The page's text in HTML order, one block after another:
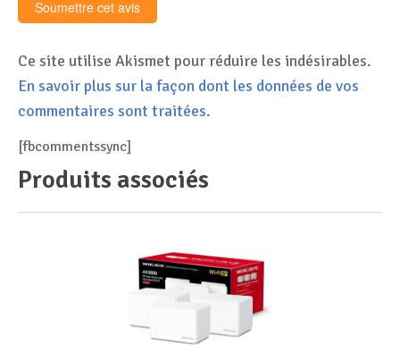
Ce site utilise Akismet pour réduire les indésirables.
En savoir plus sur la façon dont les données de vos
commentaires sont traitées.
[fbcommentssync]
Produits associés